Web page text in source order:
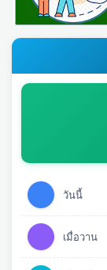
วันนี้
เมื่อวาน